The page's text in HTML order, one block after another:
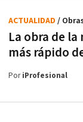
La obra de
más rápido
ACTUALIDAD /
PoriProfesional